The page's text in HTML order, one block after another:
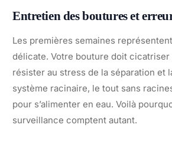
Entretien des boutures et
Les premières semaines
délicate. Votre bouture doit cicatriser
résister au stress de la séparation et
système racinaire, le tout sans
pour s’alimenter en eau. Voilà
surveillance comptent autant.